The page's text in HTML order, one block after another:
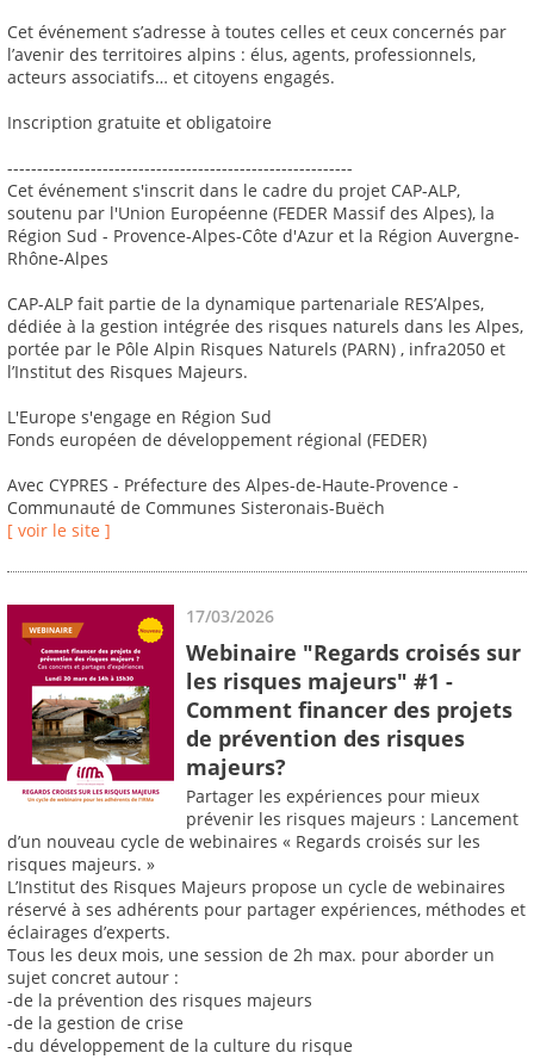
Cet événement s’adresse à toutes celles et ceux concernés par
l’avenir des territoires alpins : élus, agents, professionnels,
acteurs associatifs… et citoyens engagés.
Inscription gratuite et obligatoire
----------------------------------------------------------
Cet événement s'inscrit dans le cadre du projet CAP-ALP,
soutenu par l'Union Européenne (FEDER Massif des Alpes), la
Région Sud - Provence-Alpes-Côte d'Azur et la Région Auvergne-
Rhône-Alpes
CAP-ALP fait partie de la dynamique partenariale RES’Alpes,
dédiée à la gestion intégrée des risques naturels dans les Alpes,
portée par le Pôle Alpin Risques Naturels (PARN) , infra2050 et
l’Institut des Risques Majeurs.
L'Europe s'engage en Région Sud
Fonds européen de développement régional (FEDER)
Avec CYPRES - Préfecture des Alpes-de-Haute-Provence -
Communauté de Communes Sisteronais-Buëch
[ voir le site ]
17/03/2026
Webinaire "Regards croisés sur
les risques majeurs" #1 -
Comment financer des projets
de prévention des risques
majeurs?
Partager les expériences pour mieux
prévenir les risques majeurs : Lancement
d’un nouveau cycle de webinaires « Regards croisés sur les
risques majeurs. »
L’Institut des Risques Majeurs propose un cycle de webinaires
réservé à ses adhérents pour partager expériences, méthodes et
éclairages d’experts.
Tous les deux mois, une session de 2h max. pour aborder un
sujet concret autour :
-de la prévention des risques majeurs
-de la gestion de crise
-du développement de la culture du risque